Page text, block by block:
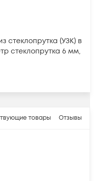
стеклопрутка (УЗК) в
стеклопрутка 6 мм,
товары Отзывы